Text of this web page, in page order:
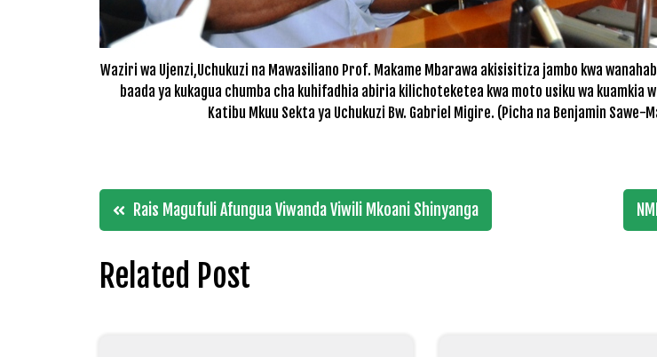
Waziri wa Ujenzi,Uchukuzi na Mawasiliano Prof. Makame Mbarawa akisisitiza jambo kwa
baada ya kukagua chumba cha kuhifadhia abiria kilichoteketea kwa moto usiku wa kuamkia
Katibu Mkuu Sekta ya Uchukuzi Bw. Gabriel Migire. (Picha na Benjamin Sawe-
Post
navigation
Rais Magufuli Afungua Viwanda Viwili Mkoani Shinyanga
Related Post